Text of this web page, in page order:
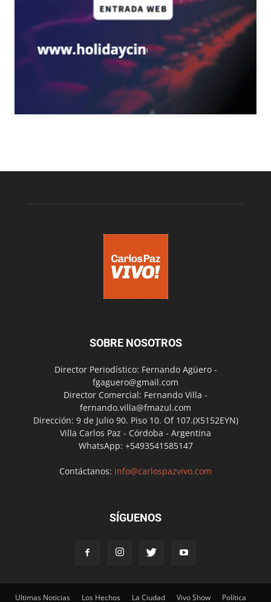
SOBRE NOSOTROS
Director Periodístico: Fernando Agüero -
fgaguero@gmail.com
Director Comercial: Fernando Villa -
fernando.villa@fmazul.com
Dirección: 9 de Julio 90. Piso 10. Of 107.(X5152EYN)
Villa Carlos Paz - Córdoba - Argentina
WhatsApp: +5493541585147
Contáctanos: info@carlospazvivo.com
SÍGUENOS
Ultimas Noticias Los Hechos La Ciudad Vivo Show Política